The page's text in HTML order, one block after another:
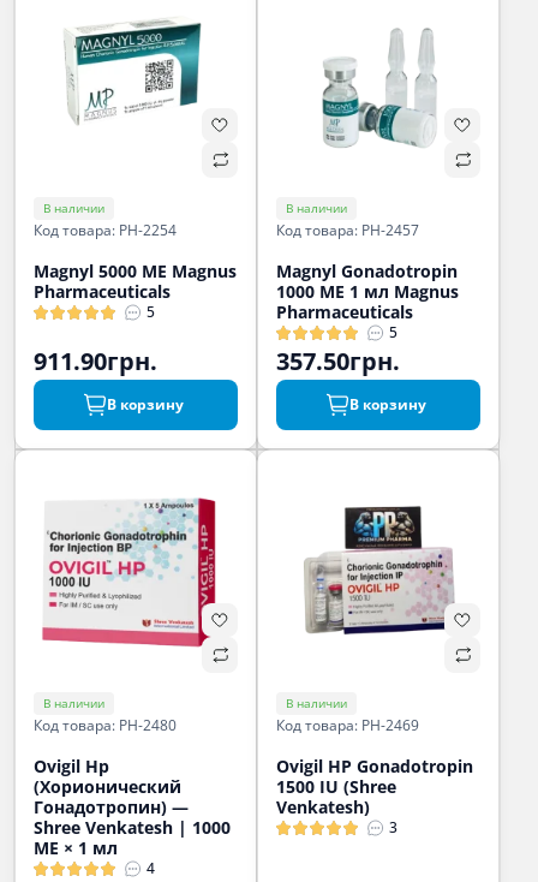
В наличии
Код товара: PH-2254
Magnyl 5000 МЕ Magnus
Pharmaceuticals
5
911.90грн.
В корзину
В наличии
Код товара: PH-2457
Magnyl Gonadotropin
1000 МЕ 1 мл Magnus
Pharmaceuticals
5
357.50грн.
В корзину
В наличии
Код товара: PH-2480
Ovigil Hp
(Хорионический
Гонадотропин) —
Shree Venkatesh | 1000
МЕ × 1 мл
4
В наличии
Код товара: PH-2469
Ovigil HP Gonadotropin
1500 IU (Shree
Venkatesh)
3